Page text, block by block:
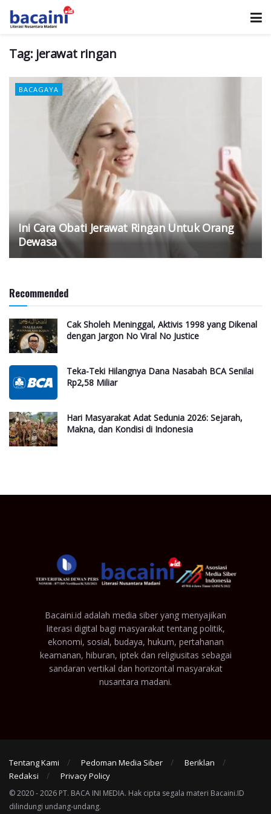
Tag: jerawat ringan
BACAGAYA
Ini Cara Obati Jerawat Ringan Untuk Orang
Dewasa
Recommended
Cak Sholeh Meninggal, Aktivis 1998 yang Dikenal
dengan Jargon No Viral No Justice
Teka-Teki Hilangnya Dana Nasabah BCA Senilai
Rp2,58 Miliar
Hari Masyarakat Adat Sedunia 2026: Sejarah,
Makna, dan Kondisi di Indonesia
Bacaini.id adalah media siber yang menyajikan
literasi digital bagi masyarakat tentang politik,
ekonomi, sosial, budaya, hukum, pertahanan
keamanan, hiburan, iptek dan religiusitas sebagai
sandaran vertikal dan horizontal masyarakat
nusantara madani.
Tentang Kami Pedoman Media Siber
Beriklan
Redaksi
Privacy Policy
© 2020 - 2026 PT. BACA INI MEDIA. Hak cipta segala materi Bacaini.ID
dilindungi undang-undang.